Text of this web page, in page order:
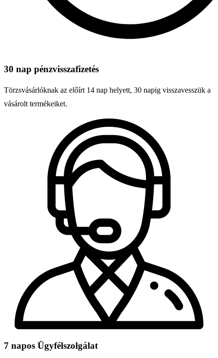
30 nap pénzvisszafizetés
Törzsvásárlóknak az előírt 14 nap helyett, 30 napig visszavesszük a
vásárolt termékeiket.
7 napos Ügyfélszolgálat